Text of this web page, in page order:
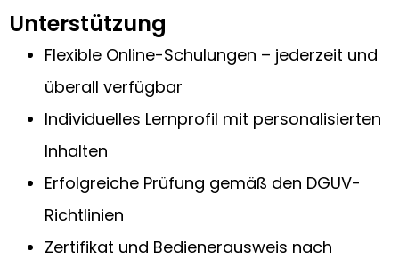
Unterstützung
Flexible Online-Schulungen – jederzeit und
überall verfügbar
Individuelles Lernprofil mit personalisierten
Inhalten
Erfolgreiche Prüfung gemäß den DGUV-
Richtlinien
Zertifikat und Bedienerausweis nach